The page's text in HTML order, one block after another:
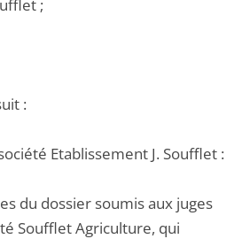
;
:
Etablissement J. Soufflet :
du dossier soumis aux juges
Soufflet Agriculture, qui